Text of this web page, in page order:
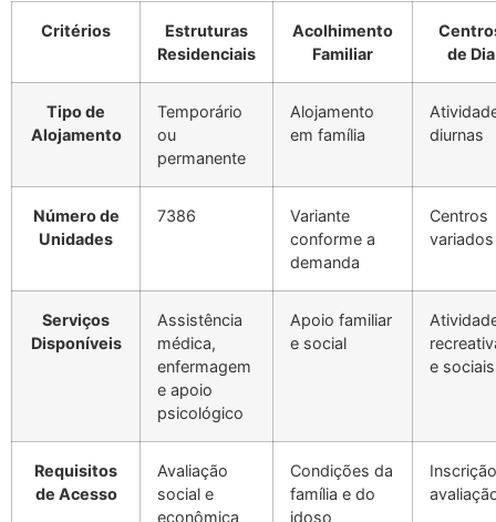
Critérios
Estruturas
Residenciais
Acolhimento
Familiar
de Dia
Tipo de
Alojamento
Temporário
ou
permanente
Alojamento
em família
diurnas
Número de
Unidades
7386
Variante
conforme a
demanda
Centros
variados
Serviços
Disponíveis
Assistência
médica,
enfermagem
e apoio
psicológico
Apoio familiar
e social
e sociais
Requisitos
de Acesso
Avaliação
social e
econômica
Condições da
família e do
idoso